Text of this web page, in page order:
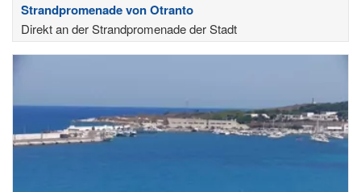
Strandpromenade von Otranto
Direkt an der Strandpromenade der Stadt